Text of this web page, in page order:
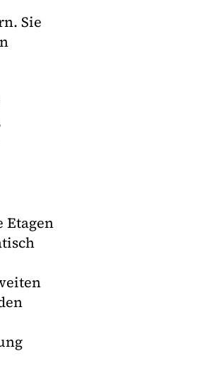
Sie
Etagen